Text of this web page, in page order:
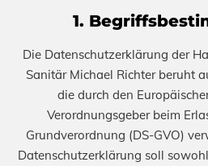
1.
Die Datenschutzerklärung der
Sanitär Michael Richter beruht
die durch den
Verordnungsgeber beim
Grundverordnung (DS-GVO)
Datenschutzerklärung soll